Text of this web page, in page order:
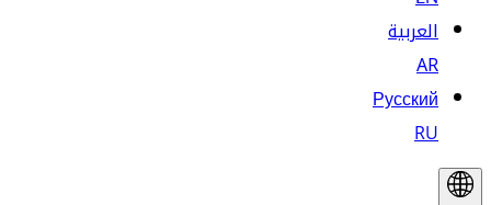
العربية
AR
Русский
RU